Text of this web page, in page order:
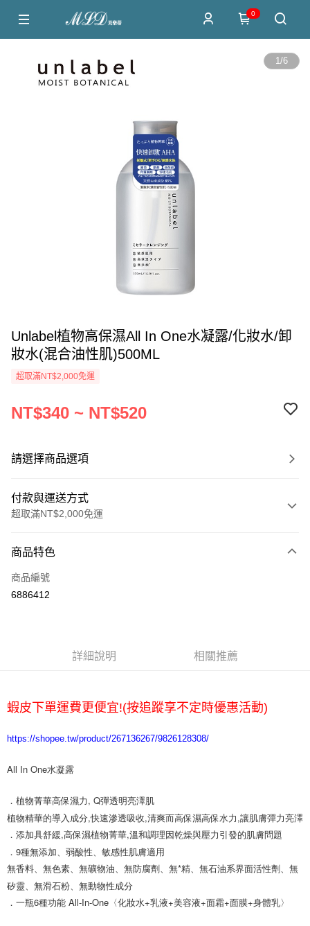
0
1/6
Unlabel植物高保濕All In One水凝露/化妝水/卸
妝水(混合油性肌)500ML
超取滿NT$2,000免運
NT$340 ~ NT$520
請選擇商品選項
付款與運送方式
超取滿NT$2,000免運
信用卡一次付款
超商取貨付款
每筆NT$65，滿NT$2,000(含以上)免運費
7-11取貨付款
宅配
商品特色
商品編號
6886412
詳細說明 相關推薦
蝦皮下單運費更便宜!(按追蹤享不定時優惠活動)
https://shopee.tw/product/267136267/9826128308/
All In One水凝露
．植物菁華高保濕力, Q彈透明亮澤肌
植物精華的導入成分,快速滲透吸收,清爽而高保濕高保水力,讓肌膚彈力亮澤
．添加具舒緩,高保濕植物菁華,溫和調理因乾燥與壓力引發的肌膚問題
．9種無添加、弱酸性、敏感性肌膚適用
無香料、無色素、無礦物油、無防腐劑、無*精、無石油系界面活性劑、無
矽靈、無滑石粉、無動物性成分
．一瓶6種功能 All-In-One〈化妝水+乳液+美容液+面霜+面膜+身體乳〉